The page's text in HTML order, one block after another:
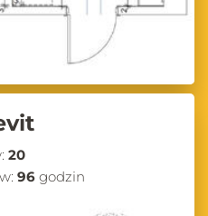
20
96 godzin